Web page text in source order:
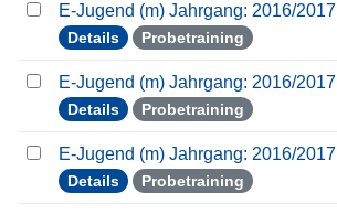
E-Jugend (m) Jahrgang: 2016/2017
Details Probetraining
E-Jugend (m) Jahrgang: 2016/2017
Details Probetraining
E-Jugend (m) Jahrgang: 2016/2017
Details Probetraining